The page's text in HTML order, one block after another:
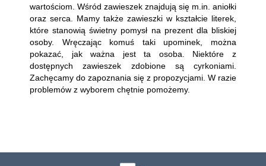
wartościom. Wśród zawieszek znajdują się m.in. aniołki
oraz serca. Mamy także zawieszki w kształcie literek,
które stanowią świetny pomysł na prezent dla bliskiej
osoby. Wręczając komuś taki upominek, można
pokazać, jak ważna jest ta osoba. Niektóre z
dostępnych zawieszek zdobione są cyrkoniami.
Zachęcamy do zapoznania się z propozycjami. W razie
problemów z wyborem chętnie pomożemy.